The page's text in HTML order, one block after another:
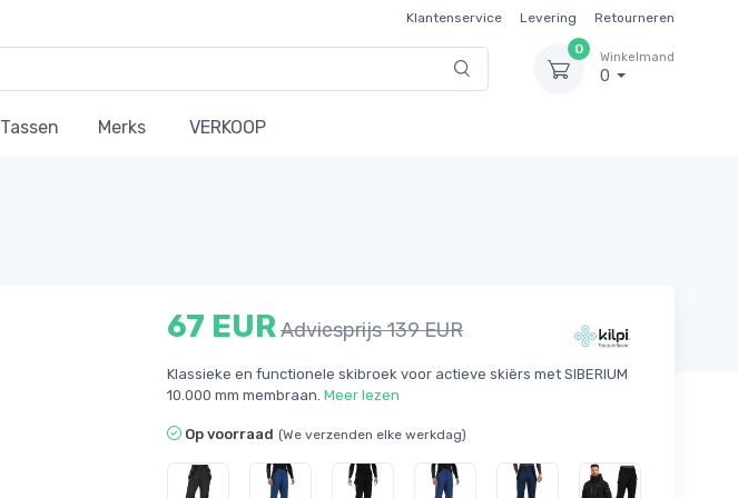
Klantenservice Levering
Retourneren
0
Winkelmand
0
Tassen Merks VERKOOP
67 EURAdviesprijs 139 EUR
Klassieke en functionele skibroek voor actieve skiërs met SIBERIUM
10.000 mm membraan. Meer lezen
Op voorraad (We verzenden elke werkdag)